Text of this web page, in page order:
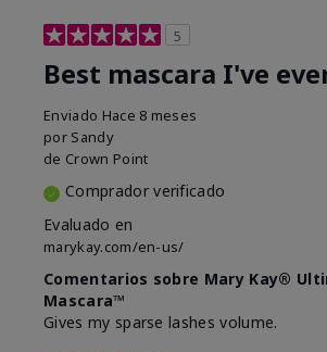
5
Best mascara I've
Enviado Hace 8 meses
por Sandy
de Crown Point
Comprador verificado
Evaluado en
marykay.com/en-us/
Comentarios sobre Mary Kay®
Mascara™
Gives my sparse lashes volume.